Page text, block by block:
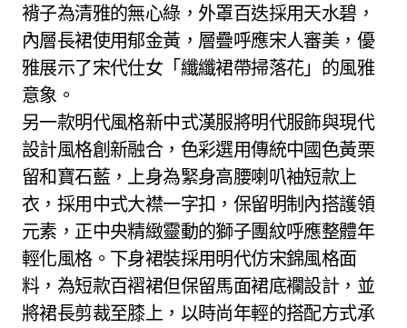
褙子為清雅的無心綠，外罩百迭採用天水碧，
內層長裙使用郁金黃，層疊呼應宋人審美，優
雅展示了宋代仕女「纖纖裙帶掃落花」的風雅
意象。
另一款明代風格新中式漢服將明代服飾與現代
設計風格創新融合，色彩選用傳統中國色黃栗
留和寶石藍，上身為緊身高腰喇叭袖短款上
衣，採用中式大襟一字扣，保留明制內搭護領
元素，正中央精緻靈動的獅子團紋呼應整體年
輕化風格。下身裙裝採用明代仿宋錦風格面
料，為短款百褶裙但保留馬面裙底襴設計，並
將裙長剪裁至膝上，以時尚年輕的搭配方式承